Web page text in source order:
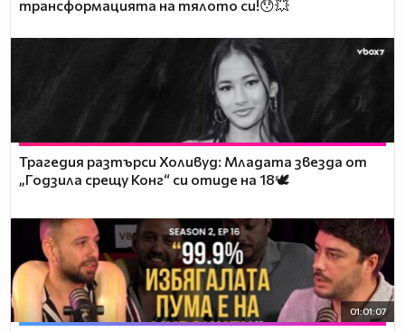
трансформацията на тялото си!😯💥
Трагедия разтърси Холивуд: Младата звезда от
„Годзила срещу Конг“ си отиде на 18🕊️
01:01:07